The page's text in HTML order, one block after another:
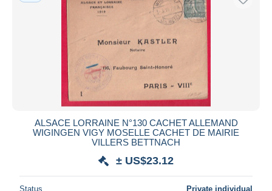
ALSACE LORRAINE N°130 CACHET ALLEMAND
WIGINGEN VIGY MOSELLE CACHET DE MAIRIE
VILLERS BETTNACH
± US$23.12
Status Private individual